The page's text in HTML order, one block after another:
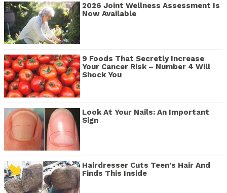
2026 Joint Wellness Assessment Is
Now Available
9 Foods That Secretly Increase
Your Cancer Risk – Number 4 Will
Shock You
Look At Your Nails: An Important
Sign
Hairdresser Cuts Teen's Hair And
Finds This Inside